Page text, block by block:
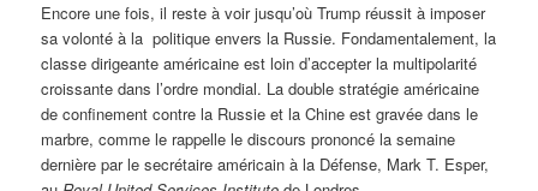
Encore une fois, il reste à voir jusqu’où Trump réussit à imposer
sa volonté à la politique envers la Russie. Fondamentalement, la
classe dirigeante américaine est loin d’accepter la multipolarité
croissante dans l’ordre mondial. La double stratégie américaine
de confinement contre la Russie et la Chine est gravée dans le
marbre, comme le rappelle le discours prononcé la semaine
dernière par le secrétaire américain à la Défense, Mark T. Esper,